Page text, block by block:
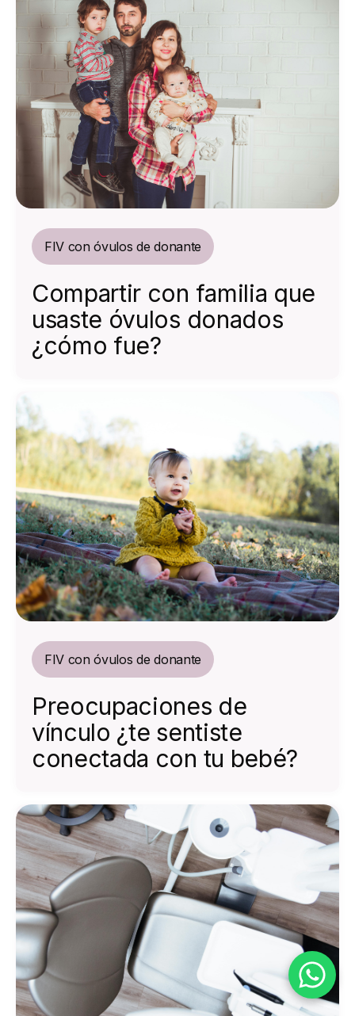
FIV con óvulos de donante
Compartir con familia que
usaste óvulos donados
¿cómo fue?
FIV con óvulos de donante
Preocupaciones de
vínculo ¿te sentiste
conectada con tu bebé?